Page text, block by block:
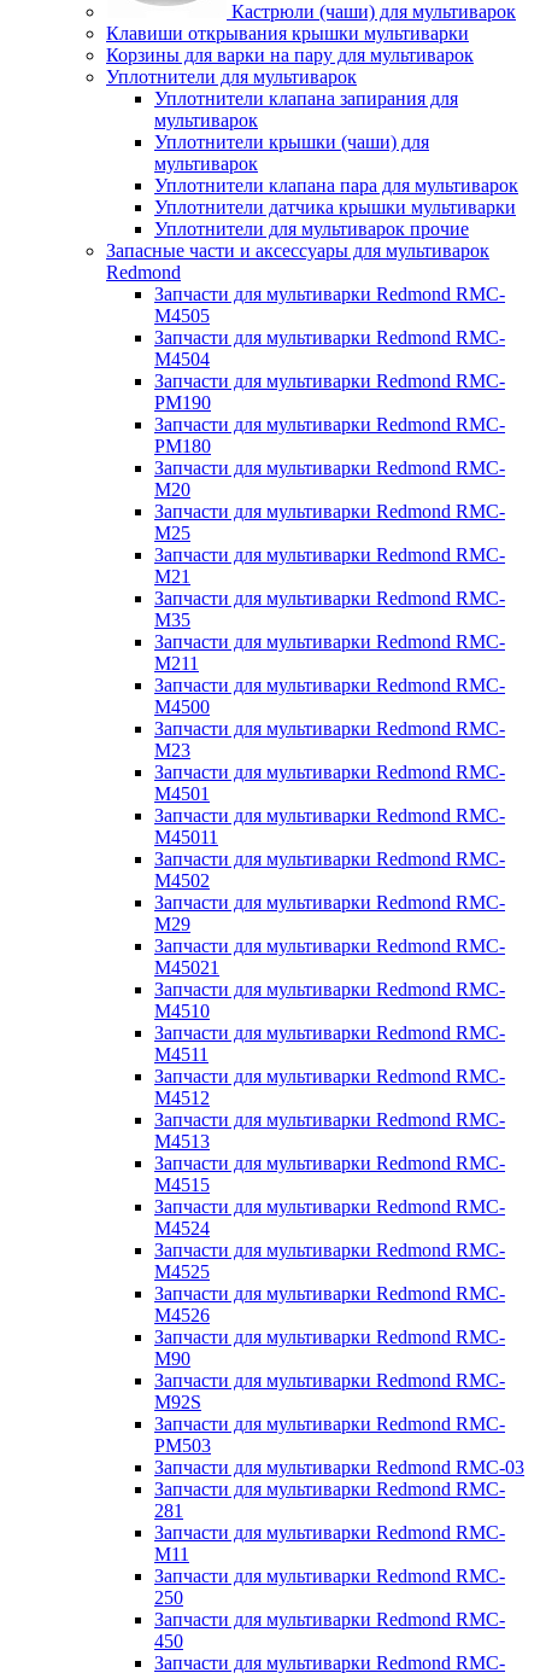
Кастрюли (чаши) для мультиварок
Клавиши открывания крышки мультиварки
Корзины для варки на пару для мультиварок
Уплотнители для мультиварок
Уплотнители клапана запирания для
мультиварок
Уплотнители крышки (чаши) для
мультиварок
Уплотнители клапана пара для мультиварок
Уплотнители датчика крышки мультиварки
Уплотнители для мультиварок прочие
Запасные части и аксессуары для мультиварок
Redmond
Запчасти для мультиварки Redmond RMC-
M4505
Запчасти для мультиварки Redmond RMC-
M4504
Запчасти для мультиварки Redmond RMC-
PM190
Запчасти для мультиварки Redmond RMC-
PM180
Запчасти для мультиварки Redmond RMC-
M20
Запчасти для мультиварки Redmond RMC-
M25
Запчасти для мультиварки Redmond RMC-
M21
Запчасти для мультиварки Redmond RMC-
M35
Запчасти для мультиварки Redmond RMC-
M211
Запчасти для мультиварки Redmond RMC-
M4500
Запчасти для мультиварки Redmond RMC-
M23
Запчасти для мультиварки Redmond RMC-
M4501
Запчасти для мультиварки Redmond RMC-
M45011
Запчасти для мультиварки Redmond RMC-
M4502
Запчасти для мультиварки Redmond RMC-
M29
Запчасти для мультиварки Redmond RMC-
M45021
Запчасти для мультиварки Redmond RMC-
M4510
Запчасти для мультиварки Redmond RMC-
M4511
Запчасти для мультиварки Redmond RMC-
M4512
Запчасти для мультиварки Redmond RMC-
M4513
Запчасти для мультиварки Redmond RMC-
M4515
Запчасти для мультиварки Redmond RMC-
M4524
Запчасти для мультиварки Redmond RMC-
M4525
Запчасти для мультиварки Redmond RMC-
M4526
Запчасти для мультиварки Redmond RMC-
M90
Запчасти для мультиварки Redmond RMC-
M92S
Запчасти для мультиварки Redmond RMC-
PM503
Запчасти для мультиварки Redmond RMC-03
Запчасти для мультиварки Redmond RMC-
281
Запчасти для мультиварки Redmond RMC-
M11
Запчасти для мультиварки Redmond RMC-
250
Запчасти для мультиварки Redmond RMC-
450
Запчасти для мультиварки Redmond RMC-